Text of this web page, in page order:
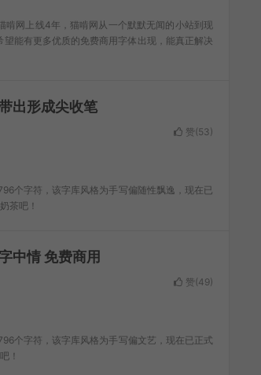
啃网上线4年，猫啃网从一个默默无闻的小站到现
能有更多优质的免费商用字体出现，能真正解决
出形成尖收笔
赞(53)
个字符，该字库风格为手写偏随性飘逸，现在已
茶吧！
中情 免费商用
赞(49)
个字符，该字库风格为手写偏文艺，现在已正式
！